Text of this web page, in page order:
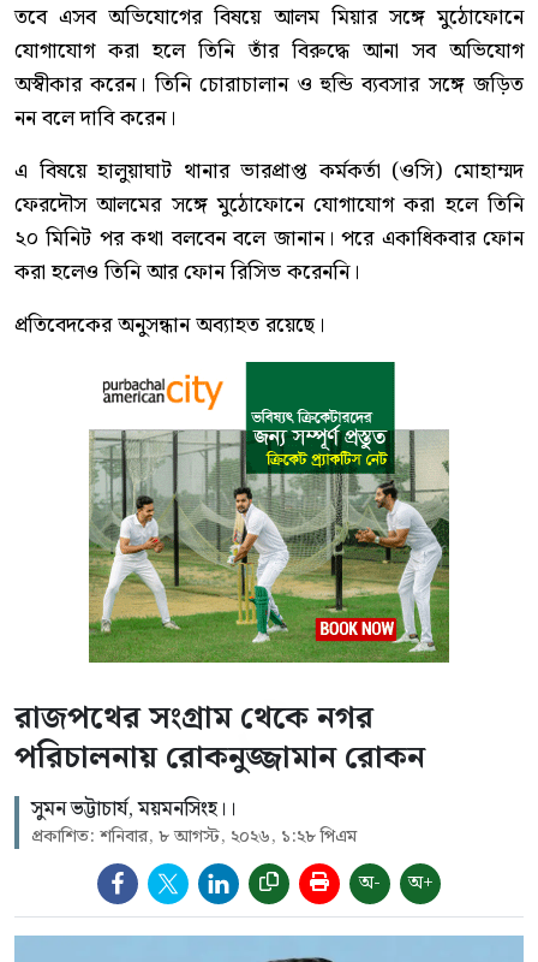
তবে এসব অভিযোগের বিষয়ে আলম মিয়ার সঙ্গে মুঠোফোনে
যোগাযোগ করা হলে তিনি তাঁর বিরুদ্ধে আনা সব অভিযোগ
অস্বীকার করেন। তিনি চোরাচালান ও হুন্ডি ব্যবসার সঙ্গে জড়িত
নন বলে দাবি করেন।
এ বিষয়ে হালুয়াঘাট থানার ভারপ্রাপ্ত কর্মকর্তা (ওসি) মোহাম্মদ
ফেরদৌস আলমের সঙ্গে মুঠোফোনে যোগাযোগ করা হলে তিনি
২০ মিনিট পর কথা বলবেন বলে জানান। পরে একাধিকবার ফোন
করা হলেও তিনি আর ফোন রিসিভ করেননি।
প্রতিবেদকের অনুসন্ধান অব্যাহত রয়েছে।
রাজপথের সংগ্রাম থেকে নগর
পরিচালনায় রোকনুজ্জামান রোকন
সুমন ভট্টাচার্য, ময়মনসিংহ।।
প্রকাশিত: শনিবার, ৮ আগস্ট, ২০২৬, ১:২৮ পিএম
অ- অ+